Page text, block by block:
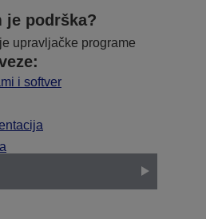
je podrška?
upravljačke programe
i softver